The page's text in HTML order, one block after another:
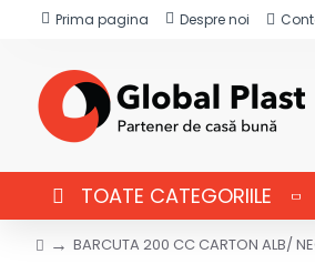
Prima pagina Despre noi
TOATE CATEGORIILE
BARCUTA 200 CC CARTON ALB/